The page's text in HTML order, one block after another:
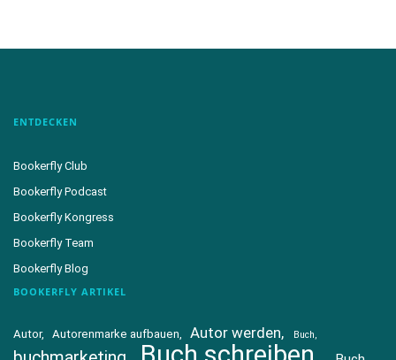
ENTDECKEN
Bookerfly Club
Bookerfly Podcast
Bookerfly Kongress
Bookerfly Team
Bookerfly Blog
BOOKERFLY ARTIKEL
Autor Autorenmarke aufbauen Autor werden Buch